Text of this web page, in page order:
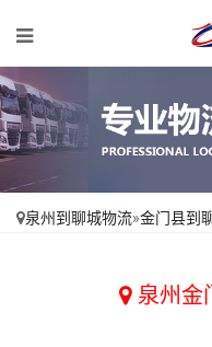
泉州到聊城物流»金门县到
泉州金